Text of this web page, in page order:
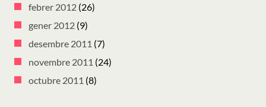
febrer 2012 (26)
gener 2012 (9)
desembre 2011 (7)
novembre 2011 (24)
octubre 2011 (8)